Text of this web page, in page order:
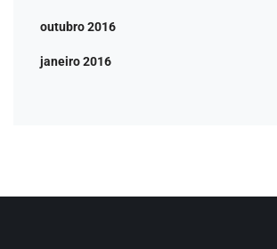
outubro 2016
janeiro 2016